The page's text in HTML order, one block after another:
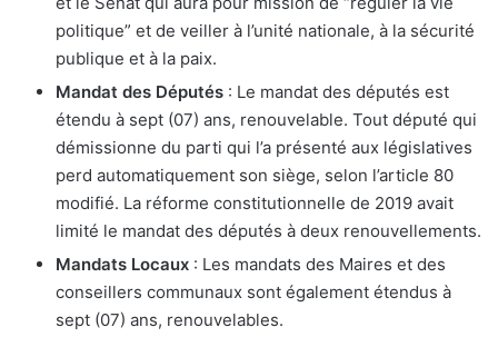
politique” et de veiller à l’unité nationale, à la sécurité
publique et à la paix.
Mandat des Députés : Le mandat des députés est
étendu à sept (07) ans, renouvelable. Tout député qui
démissionne du parti qui l’a présenté aux législatives
perd automatiquement son siège, selon l’article 80
modifié. La réforme constitutionnelle de 2019 avait
limité le mandat des députés à deux renouvellements.
Mandats Locaux : Les mandats des Maires et des
conseillers communaux sont également étendus à
sept (07) ans, renouvelables.